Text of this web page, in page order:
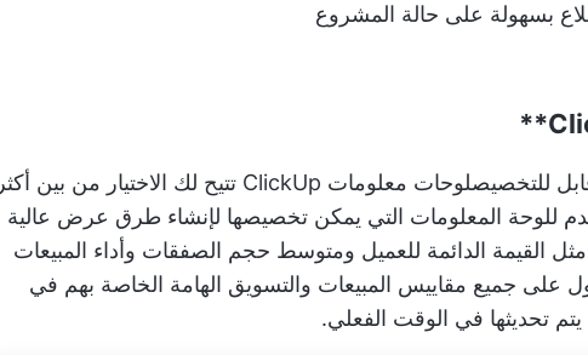
بسهولة على حالة المشروع
للتخصيصلوحات معلومات ClickUp
تتيح لك الاختيار من بين أكثر
للوحة المعلومات التي يمكن تخصيصها لإنشاء طرق عرض عالية
القيمة الدائمة للعميل ومتوسط حجم الصفقات وأداء المبيعات
على جميع مقاييس المبيعات والتسويق الهامة الخاصة بهم في
تحديثها في الوقت الفعلي.